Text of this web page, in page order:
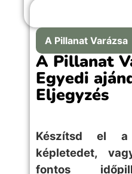
A Pillanat Varázsa
A Pillanat
Egyedi
Eljegyzés
Készítsd el a
képletedet,
fontos